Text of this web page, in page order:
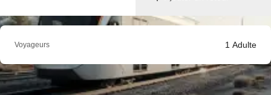
Voyageurs 1 Adulte